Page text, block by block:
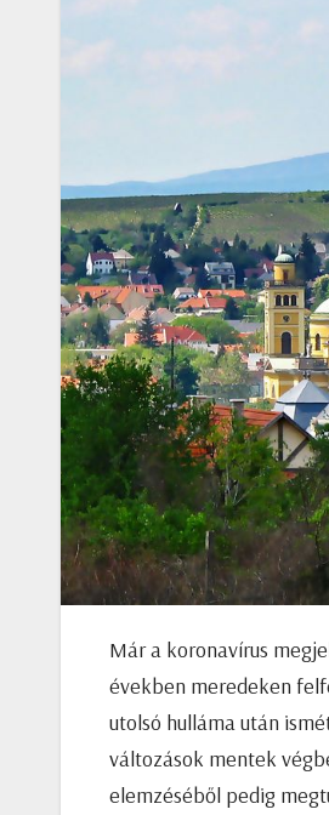
Már a koronavírus
években meredeken
utolsó hulláma után
változások mentek
elemzéséből pedig